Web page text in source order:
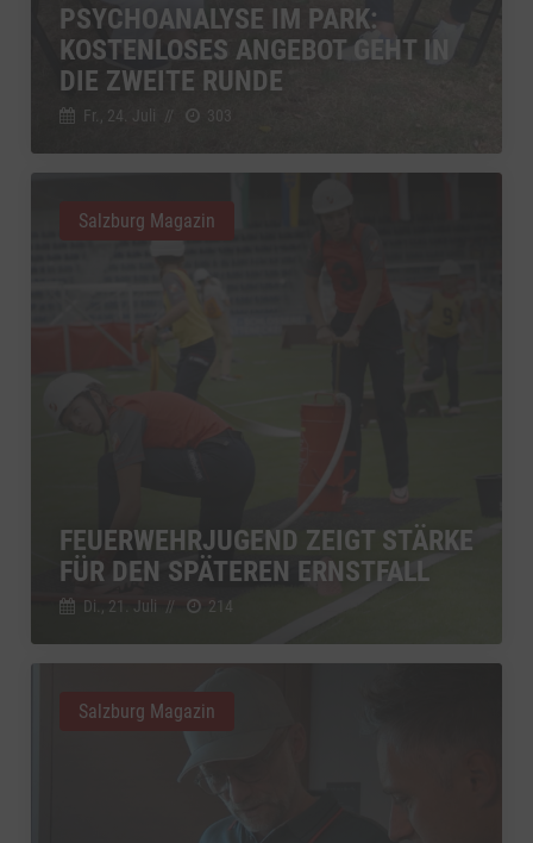
PSYCHOANALYSE IM PARK:
KOSTENLOSES ANGEBOT GEHT IN
DIE ZWEITE RUNDE
Fr., 24. Juli 303
FEUERWEHRJUGEND ZEIGT STÄRKE
FÜR DEN SPÄTEREN ERNSTFALL
Di., 21. Juli // 214
Salzburg Magazin
Salzburg Magazin